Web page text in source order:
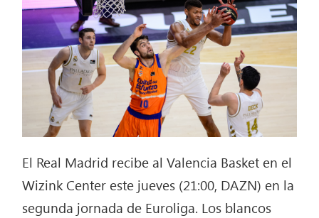
El Real Madrid recibe al Valencia Basket en el
Wizink Center este jueves (21:00, DAZN) en la
segunda jornada de Euroliga. Los blancos